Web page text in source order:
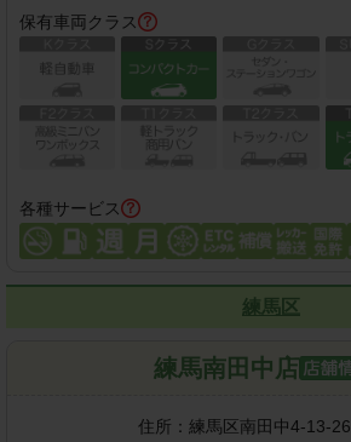
保有車両クラス
各種サービス
練馬区
練馬南田中店
住所： 練馬区南田中4-13-26